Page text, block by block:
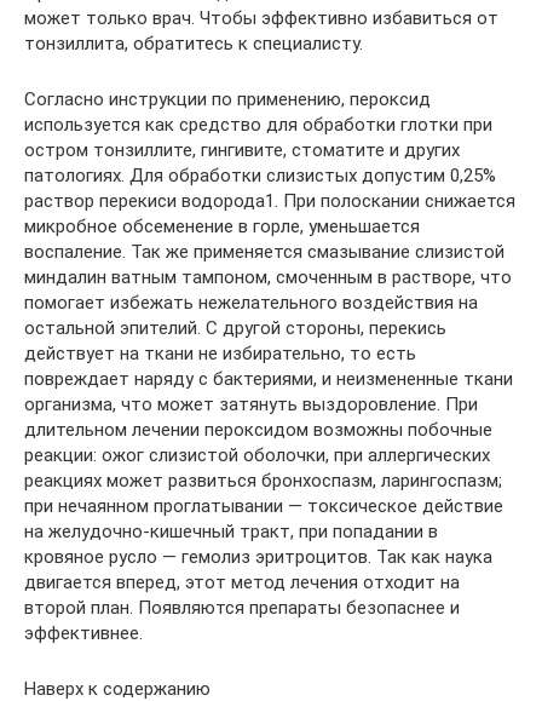
может только врач. Чтобы эффективно избавиться от
тонзиллита, обратитесь к специалисту.
Согласно инструкции по применению, пероксид
используется как средство для обработки глотки при
остром тонзиллите, гингивите, стоматите и других
патологиях. Для обработки слизистых допустим 0,25%
раствор перекиси водорода1. При полоскании снижается
микробное обсеменение в горле, уменьшается
воспаление. Так же применяется смазывание слизистой
миндалин ватным тампоном, смоченным в растворе, что
помогает избежать нежелательного воздействия на
остальной эпителий. С другой стороны, перекись
действует на ткани не избирательно, то есть
повреждает наряду с бактериями, и неизмененные ткани
организма, что может затянуть выздоровление. При
длительном лечении пероксидом возможны побочные
реакции: ожог слизистой оболочки, при аллергических
реакциях может развиться бронхоспазм, ларингоспазм;
при нечаянном проглатывании — токсическое действие
на желудочно-кишечный тракт, при попадании в
кровяное русло — гемолиз эритроцитов. Так как наука
двигается вперед, этот метод лечения отходит на
второй план. Появляются препараты безопаснее и
эффективнее.
Наверх к содержанию